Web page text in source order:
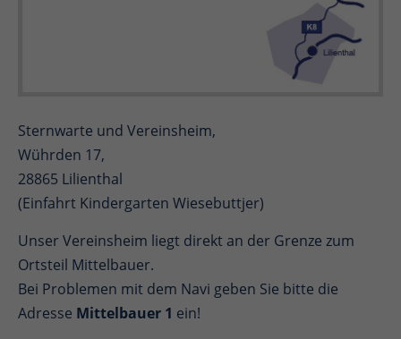
Sternwarte und Vereinsheim,
Wührden 17,
28865 Lilienthal
(Einfahrt Kindergarten Wiesebuttjer)
Unser Vereinsheim liegt direkt an der Grenze zum
Ortsteil Mittelbauer.
Bei Problemen mit dem Navi geben Sie bitte die
Adresse Mittelbauer 1 ein!